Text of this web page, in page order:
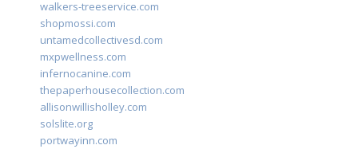
walkers-treeservice.com
shopmossi.com
untamedcollectivesd.com
mxpwellness.com
infernocanine.com
thepaperhousecollection.com
allisonwillisholley.com
solslite.org
portwayinn.com